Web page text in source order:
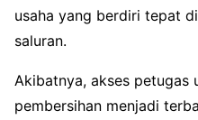
usaha yang berdiri tepat
saluran.
Akibatnya, akses petugas
pembersihan menjadi